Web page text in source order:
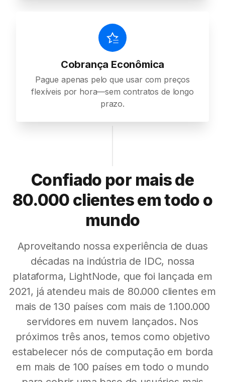
Cobrança Econômica
Pague apenas pelo que usar com preços
flexíveis por hora—sem contratos de longo
prazo.
Confiado por mais de
80.000 clientes em todo o
mundo
Aproveitando nossa experiência de duas
décadas na indústria de IDC, nossa
plataforma, LightNode, que foi lançada em
2021, já atendeu mais de 80.000 clientes em
mais de 130 países com mais de 1.100.000
servidores em nuvem lançados. Nos
próximos três anos, temos como objetivo
estabelecer nós de computação em borda
em mais de 100 países em todo o mundo